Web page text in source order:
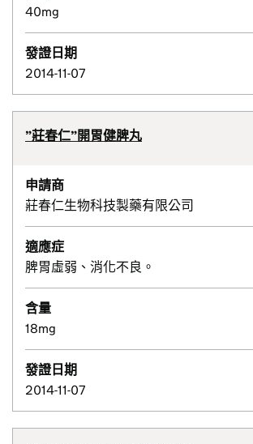
40mg
發證日期
2014-11-07
”莊春仁”開胃健脾丸
申請商
莊春仁生物科技製藥有限公司
適應症
脾胃虛弱、消化不良。
含量
18mg
發證日期
2014-11-07